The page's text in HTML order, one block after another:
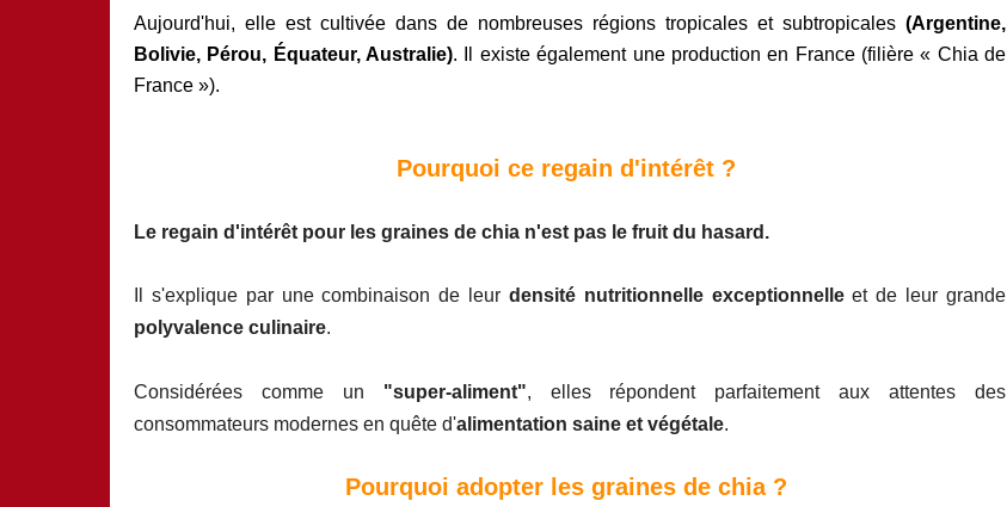
Aujourd'hui, elle est cultivée dans de nombreuses régions tropicales et subtropicales (Argentine,
Bolivie, Pérou, Équateur, Australie). Il existe également une production en France (filière « Chia de
France »).
Pourquoi ce regain d'intérêt ?
Le regain d'intérêt pour les graines de chia n'est pas le fruit du hasard.
Il s'explique par une combinaison de leur densité nutritionnelle exceptionnelleet de leur grande
polyvalence culinaire.
Considérées comme un "super-aliment", elles répondent parfaitement aux attentes des
consommateurs modernes en quête d'alimentation saine et végétale.
Pourquoi adopter les graines de chia ?